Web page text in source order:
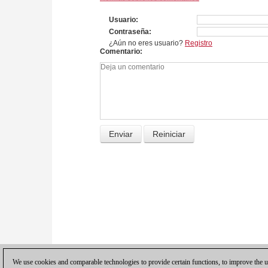
Usuario
Contraseña
¿Aún no eres usuario? Registro
Comentario
We use cookies and comparable technologies to provide certain functions, to improve